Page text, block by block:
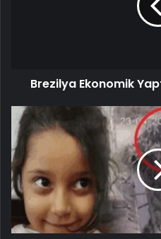
Brezilya Ekonomik